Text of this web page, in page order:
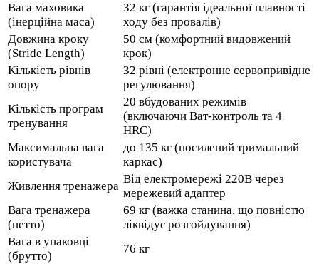
Вага маховика
(інерційна маса)
32 кг (гарантія ідеальної плавності
ходу без провалів)
Довжина кроку
(Stride Length)
50 см (комфортний видовжений
крок)
Кількість рівнів
опору
32 рівні (електронне сервопривідне
регулювання)
Кількість програм
тренування
20 вбудованих режимів
(включаючи Ват-контроль та 4
HRC)
Максимальна вага
користувача
до 135 кг (посилений тримальний
каркас)
Живлення тренажера
Від електромережі 220В через
мережевий адаптер
Вага тренажера
(нетто)
69 кг (важка станина, що повністю
ліквідує розгойдування)
Вага в упаковці
(брутто)
76 кг